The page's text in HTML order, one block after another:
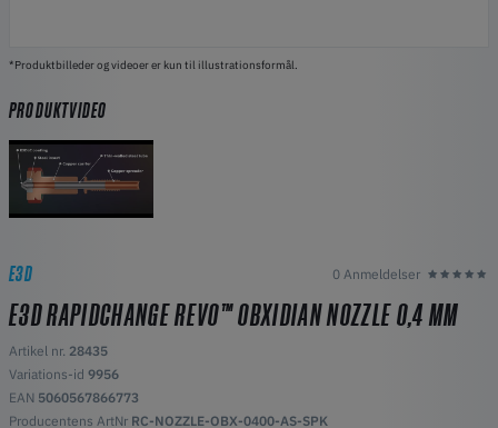
*Produktbilleder og videoer er kun til illustrationsformål.
PRODUKTVIDEO
E3D 0 Anmeldelser
E3D RAPIDCHANGE REVO™ OBXIDIAN NOZZLE 0,4 MM
Artikel nr. 28435
Variations-id 9956
EAN 5060567866773
Producentens ArtNr RC-NOZZLE-OBX-0400-AS-SPK